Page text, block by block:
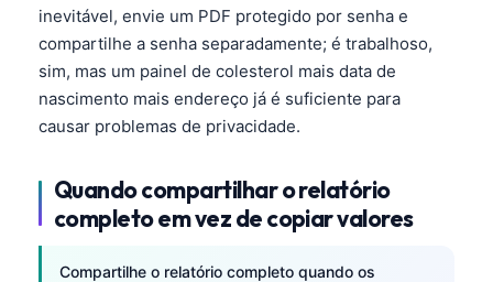
inevitável, envie um PDF protegido por senha e
compartilhe a senha separadamente; é trabalhoso,
sim, mas um painel de colesterol mais data de
nascimento mais endereço já é suficiente para
causar problemas de privacidade.
Quando compartilhar o relatório
completo em vez de copiar valores
Compartilhe o relatório completo quando os
سنڌي
සිංහල
অসমীয়া
Latviešu valoda
Македонски јазик
Euskara
Gàidhlig